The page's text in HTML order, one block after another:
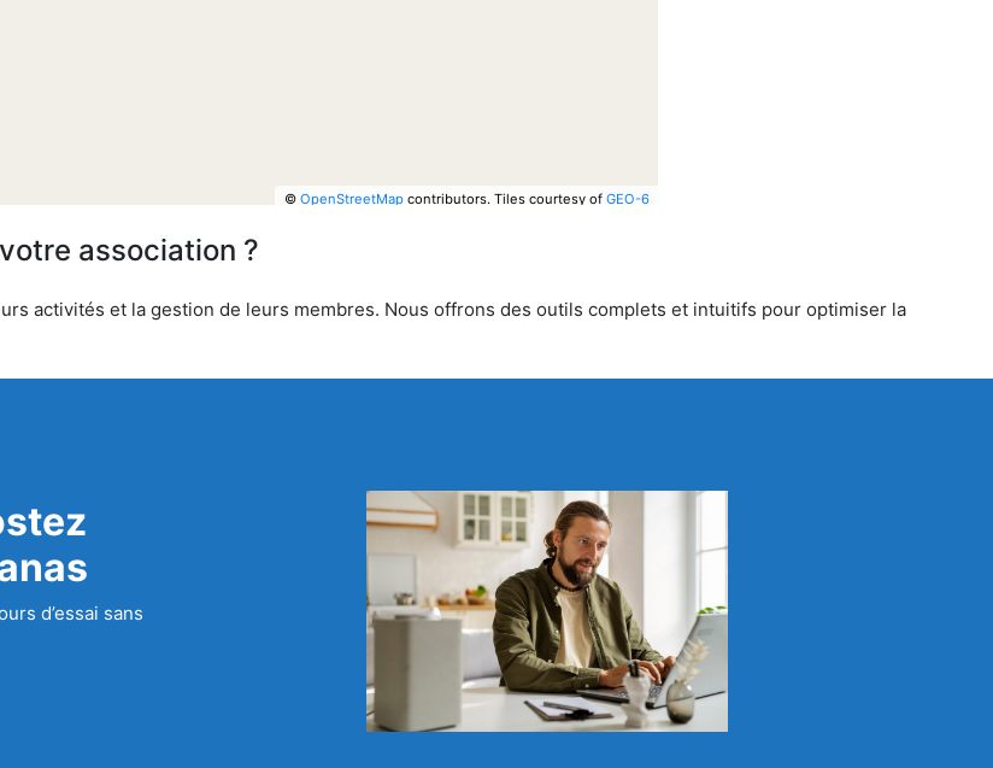
© OpenStreetMapcontributors. Tiles courtesy of GEO-6
association ?
activités et la gestion de leurs membres. Nous offrons des outils complets et intuitifs pour optimiser la
d’essai sans